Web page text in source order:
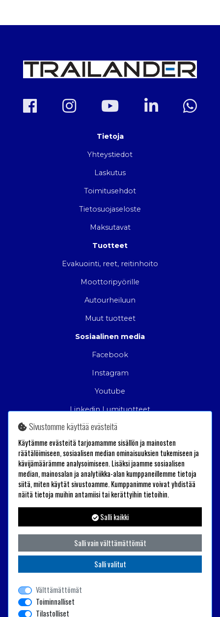
Tietoja
Yhteystiedot
Laskutus
Toimitusehdot
Tietosuojaseloste
Maksutavat
Tuotteet
Evakuointi, reet, reitinhoito
Moottoripyörille
Autourheiluun
Muut tuotteet
Sosiaalinen media
Facebook
Instagram
Youtube
Linkedin Lumituotteet
Trailander Oy
Tehtaantie 26
60100 Seinäjoki
+358(0)40 1976131
shop(at)trailander.com
Sivustomme käyttää evästeitä
Käytämme evästeitä tarjoamamme sisällön ja mainosten
räätälöimiseen, sosiaalisen median ominaisuuksien tukemiseen ja
kävijämäärämme analysoimiseen. Lisäksi jaamme sosiaalisen
median, mainosalan ja analytiikka-alan kumppaneillemme tietoja
siitä, miten käytät sivustoamme. Kumppanimme voivat yhdistää
näitä tietoja muihin antamiisi tai kerättyihin tietoihin.
Salli kaikki
Salli vain välttämättömät
Salli valitut
Välttämättömät
Toiminnalliset
Tilastolliset